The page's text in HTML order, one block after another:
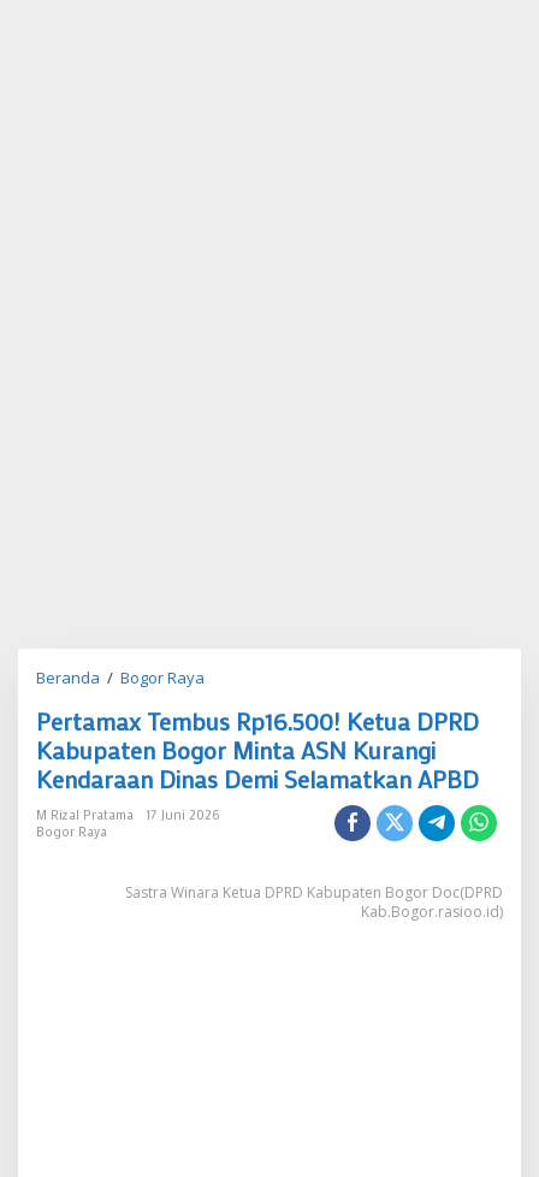
Beranda / Bogor Raya
Rp16.500!
Ketua
DPRD
Kabupaten
Bogor
Kendaraan
Pertamax Tembus Rp16.500! Ketua DPRD
Kabupaten Bogor Minta ASN Kurangi
Kendaraan Dinas Demi Selamatkan APBD
M Rizal Pratama
17 Juni 2026
Bogor Raya
Sastra Winara Ketua DPRD Kabupaten Bogor Doc(DPRD
Kab.Bogor.rasioo.id)